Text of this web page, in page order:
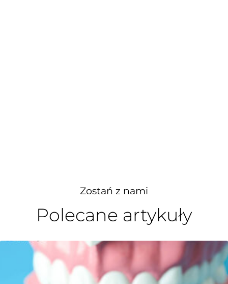
Zostań z nami
Polecane artykuły